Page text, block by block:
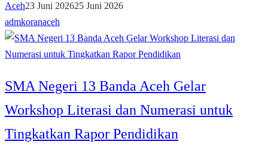
Aceh23 Juni 202625 Juni 2026
admkoranaceh
SMA Negeri 13 Banda Aceh Gelar
Workshop Literasi dan Numerasi untuk
Tingkatkan Rapor Pendidikan